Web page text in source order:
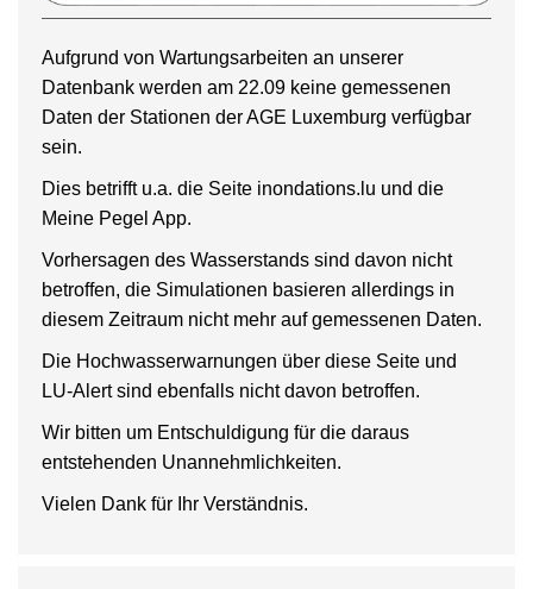
Aufgrund von Wartungsarbeiten an unserer
Datenbank werden am 22.09 keine gemessenen
Daten der Stationen der AGE Luxemburg verfügbar
sein.
Dies betrifft u.a. die Seite inondations.lu und die
Meine Pegel App.
Vorhersagen des Wasserstands sind davon nicht
betroffen, die Simulationen basieren allerdings in
diesem Zeitraum nicht mehr auf gemessenen Daten.
Die Hochwasserwarnungen über diese Seite und
LU-Alert sind ebenfalls nicht davon betroffen.
Wir bitten um Entschuldigung für die daraus
entstehenden Unannehmlichkeiten.
Vielen Dank für Ihr Verständnis.